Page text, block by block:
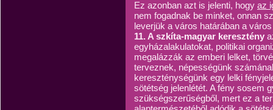
Ez azonban azt is jelenti, hogy az
nem fogadnak be minket, onnan
leverjük a város határában a
11. A szkíta-magyar keresztény
egyházalakulatokat, politikai
megalázzák az emberi lelket,
terveznek, népességünk
kereszténységünk egy lelki
sötétség jelenlétét. A fény sosem
szükségszerűségből, mert ez a